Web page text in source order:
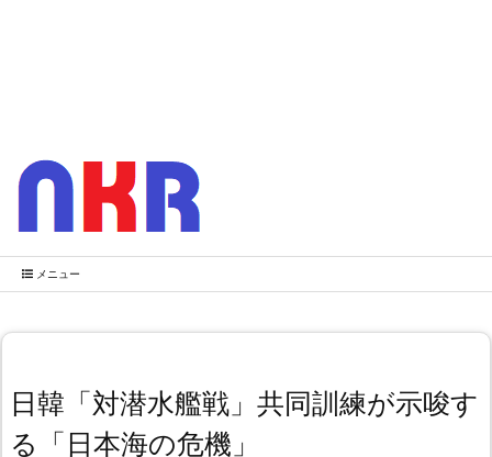
メニュー
日韓「対潜水艦戦」共同訓練が示唆す
る「日本海の危機」